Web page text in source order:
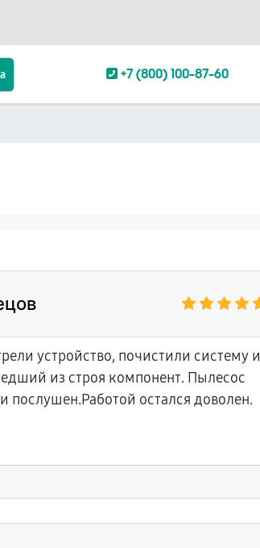
+7 (800) 100-87-60
устройство, почистили систему и
из строя компонент. Пылесос
послушен.Работой остался доволен.